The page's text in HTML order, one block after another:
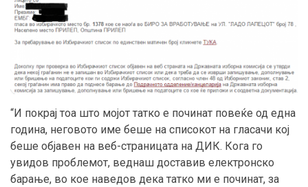
“И покрај тоа што мојот татко е починат повеќе од една
година, неговото име беше на списокот на гласачи кој
беше објавен на веб-страницата на ДИК. Кога го
увидов проблемот, веднаш доставив електронско
барање, во кое наведов дека татко ми е починат, за